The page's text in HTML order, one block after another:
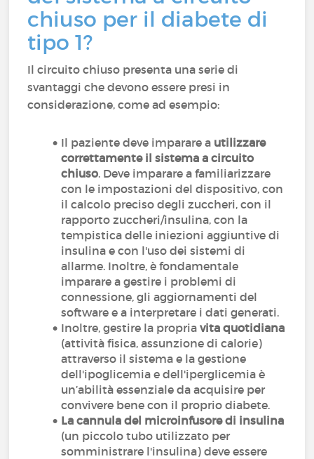
chiuso per il diabete di
tipo 1?
Il circuito chiuso presenta una serie di
svantaggi che devono essere presi in
considerazione, come ad esempio:
Il paziente deve imparare a utilizzare
correttamente il sistema a circuito
chiuso. Deve imparare a familiarizzare
con le impostazioni del dispositivo, con
il calcolo preciso degli zuccheri, con il
rapporto zuccheri/insulina, con la
tempistica delle iniezioni aggiuntive di
insulina e con l'uso dei sistemi di
allarme. Inoltre, è fondamentale
imparare a gestire i problemi di
connessione, gli aggiornamenti del
software e a interpretare i dati generati.
Inoltre, gestire la propria vita quotidiana
(attività fisica, assunzione di calorie)
attraverso il sistema e la gestione
dell'ipoglicemia e dell'iperglicemia è
un’abilità essenziale da acquisire per
convivere bene con il proprio diabete.
La cannula del microinfusore di insulina
(un piccolo tubo utilizzato per
somministrare l'insulina) deve essere